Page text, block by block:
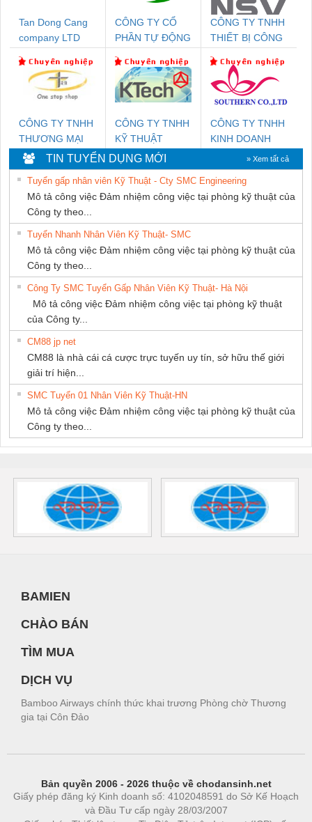
Tan Dong Cang
company LTD
CÔNG TY CỔ
PHẦN TỰ ĐỘNG
CÔNG TY TNHH
THIẾT BỊ CÔNG
SETSUBI VIỆT
NAM
CÔNG TY TNHH
THƯƠNG MẠI
THIÊN ÂN VIỆT
NAM
CÔNG TY TNHH
KỸ THUẬT
KTECH VIỆT
NAM
CÔNG TY TNHH
KINH DOANH
DỊCH VỤ XNK
PHƯƠNG NAM
TIN TUYỂN DỤNG MỚI » Xem tất cả
Tuyển gấp nhân viên Kỹ Thuật - Cty SMC Engineering
Mô tả công việc Đảm nhiệm công việc tại phòng kỹ thuật của
Công ty theo...
Tuyển Nhanh Nhân Viên Kỹ Thuật- SMC
Mô tả công việc Đảm nhiệm công việc tại phòng kỹ thuật của
Công ty theo...
Công Ty SMC Tuyển Gấp Nhân Viên Kỹ Thuật- Hà Nội
Mô tả công việc Đảm nhiệm công việc tại phòng kỹ thuật
của Công ty...
CM88 jp net
CM88 là nhà cái cá cược trực tuyến uy tín, sở hữu thế giới
giải trí hiện...
SMC Tuyển 01 Nhân Viên Kỹ Thuật-HN
Mô tả công việc Đảm nhiệm công việc tại phòng kỹ thuật của
Công ty theo...
BAMIEN
CHÀO BÁN
TÌM MUA
DỊCH VỤ
Bamboo Airways chính thức khai trương Phòng chờ Thương
gia tại Côn Đảo
Bản quyền 2006 - 2026 thuộc về chodansinh.net
Giấy phép đăng ký Kinh doanh số: 4102048591 do Sở Kế Hoạch
và Đầu Tư cấp ngày 28/03/2007